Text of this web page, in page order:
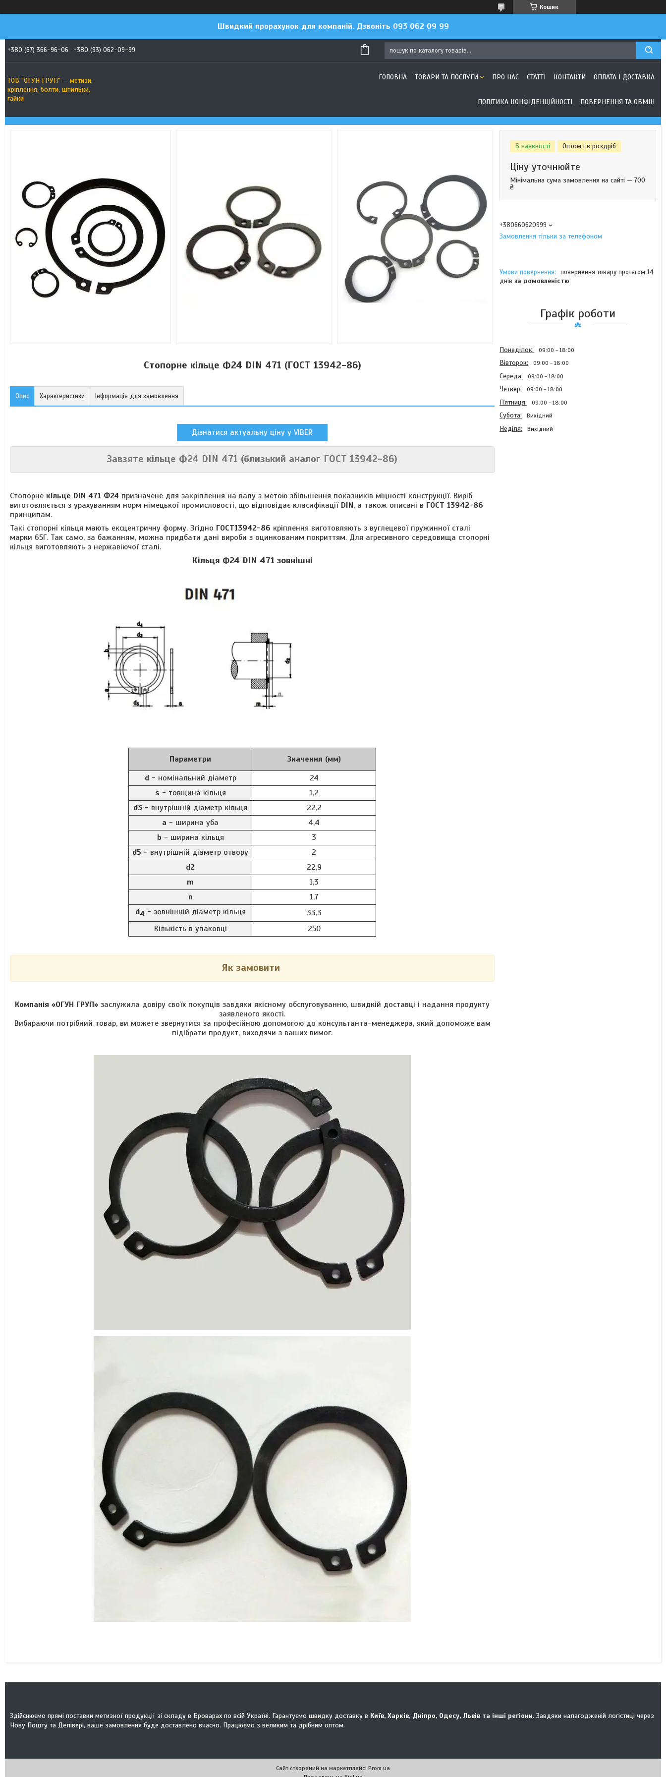
Кошик
Швидкий прорахунок для компаній. Дзвоніть 093 062 09 99
+380 (67) 366-96-06 +380 (93) 062-09-99
ТОВ "ОГУН ГРУП" — метизи,
кріплення, болти, шпильки,
гайки
ГОЛОВНА ТОВАРИ ТА ПОСЛУГИ ПРО НАС СТАТТІ КОНТАКТИ ОПЛАТА І ДОСТАВКА
ПОЛІТИКА КОНФІДЕНЦІЙНОСТІ ПОВЕРНЕННЯ ТА ОБМІН
Стопорне кільце Ф24 DIN 471 (ГОСТ 13942-86)
Опис Характеристики Інформація для замовлення
Дізнатися актуальну ціну у VIBER
Завзяте кільце Ф24 DIN 471 (близький аналог ГОСТ 13942-86)
Стопорне кільце DIN 471 Ф24 призначене для закріплення на валу з метою збільшення показників міцності конструкції. Виріб
виготовляється з урахуванням норм німецької промисловості, що відповідає класифікації DIN, а також описані в ГОСТ 13942-86
принципам.
Такі стопорні кільця мають ексцентричну форму. Згідно ГОСТ13942-86 кріплення виготовляють з вуглецевої пружинної сталі
марки 65Г. Так само, за бажанням, можна придбати дані вироби з оцинкованим покриттям. Для агресивного середовища стопорні
кільця виготовляють з нержавіючої сталі.
Кільця Ф24 DIN 471 зовнішні
Параметри
Значення (мм)
d- номінальний діаметр
24
s - товщина кільця
1,2
d3 - внутрішній діаметр кільця
22,2
а - ширина уба
4,4
b- ширина кільця
3
d5 - внутрішній діаметр отвору
2
d2
22,9
m
1,3
n
1,7
d4 - зовнішній діаметр кільця
33,3
Кількість в упаковці
250
Як замовити
Компанія «ОГУН ГРУП» заслужила довіру своїх покупців завдяки якісному обслуговуванню, швидкій доставці і надання продукту
заявленого якості.
Вибираючи потрібний товар, ви можете звернутися за професійною допомогою до консультанта-менеджера, який допоможе вам
підібрати продукт, виходячи з ваших вимог.
В наявності Оптом і в роздріб
Ціну уточнюйте
Мінімальна сума замовлення на сайті — 700
₴
+380660620999
Замовлення тільки за телефоном
повернення товару протягом 14
днів за домовленістю
Графік роботи
Понеділок 09:00 18:00
Вівторок 09:00 18:00
Середа 09:00 18:00
Четвер 09:00 18:00
Пʼятниця 09:00 18:00
Субота Вихідний
Неділя Вихідний
Здійснюємо прямі поставки метизної продукції зі складу в Броварах по всій Україні. Гарантуємо швидку доставку в Київ, Харків, Дніпро, Одесу, Львів та інші регіони. Завдяки налагодженій логістиці через
Нову Пошту та Делівері, ваше замовлення буде доставлено вчасно. Працюємо з великим та дрібним оптом.
Сайт створений на маркетплейсі Prom.ua